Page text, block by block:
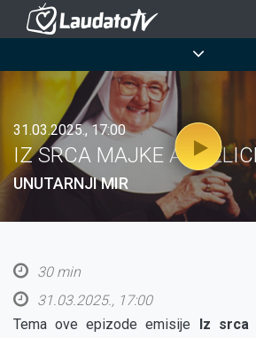
Skoči
sadržaj
31.03.2025., 17:00
IZ SRCA MAJKE
UNUTARNJI MIR
30 min
31.03.2025., 17:00
Tema ove epizode emisije Iz srca